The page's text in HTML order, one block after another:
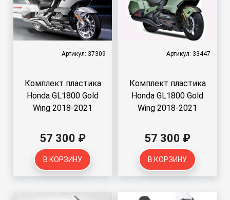
Артикул: 37309
Комплект пластика
Honda GL1800 Gold
Wing 2018-2021
57 300 ₽
В КОРЗИНУ
Артикул: 33447
Комплект пластика
Honda GL1800 Gold
Wing 2018-2021
57 300 ₽
В КОРЗИНУ